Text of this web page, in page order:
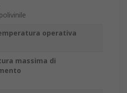
operativa
massima di